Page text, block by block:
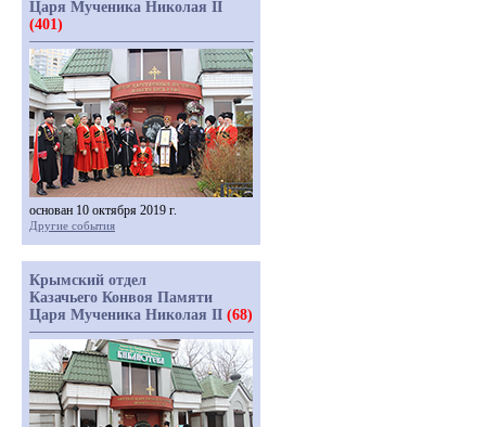
Царя Мученика Николая II
(401)
основан 10 октября 2019 г.
Другие события
Крымский отдел
Казачьего Конвоя Памяти
Царя Мученика Николая II (68)